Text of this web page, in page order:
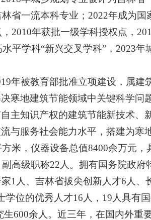
省一流本科专业；2022年成为
2010年获批一级学科授权点，
平学科“新兴交叉学科”，2023
年被教育部批准立项建设，属建
寒地建筑节能领域中关键科学问
主知识产权的建筑节能新技术、
与服务社会能力水平，搭建为寒
米，仪器设备总值8400余万元
高级职称22人。拥有国务院政
1人、吉林省拔尖创新人才6人、
位的优秀人才16人，19人具有
600余人。近三年，在国内外重